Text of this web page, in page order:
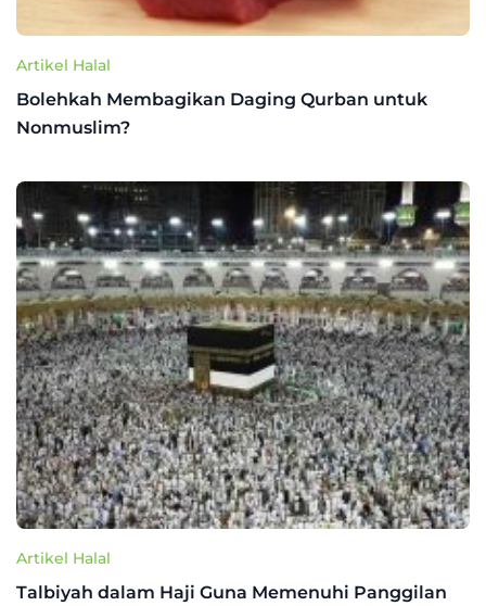
Artikel Halal
Bolehkah Membagikan Daging Qurban untuk
Nonmuslim?
Artikel Halal
Talbiyah dalam Haji Guna Memenuhi Panggilan